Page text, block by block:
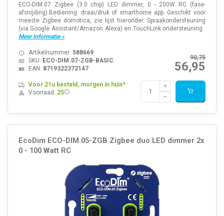
ECO-DIM.07 Zigbee (3.0 chip) LED dimmer, 0 - 200W RC (fase-
afsnijding).Bediening: draai/druk of smarthome app. Geschikt voor
meeste Zigbee domotica, zie lijst hieronder. Spraakondersteuning
(via Google Assistant/Amazon Alexa) en TouchLink ondersteuning.
Meer informatie »
90,75
56,95
Artikelnummer: 588669
SKU: ECO-DIM.07-ZGB-BASIC
EAN: 8719322372147
Voor 21u besteld, morgen in huis*
Voorraad: 25
EcoDim ECO-DIM.05-ZGB Zigbee duo LED dimmer 2x
0 - 100 Watt RC